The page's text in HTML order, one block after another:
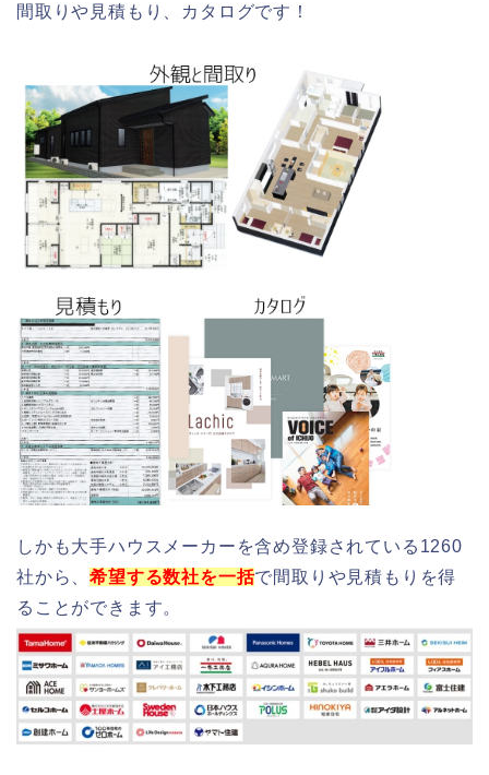
間取りや見積もり、カタログです！
しかも大手ハウスメーカーを含め登録されている1260
社から、希望する数社を一括で間取りや見積もりを得
ることができます。